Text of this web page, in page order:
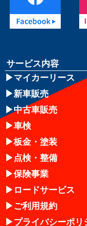
サービス内容
マイカーリース
新車販売
中古車販売
車検
板金・塗装
点検・整備
保険事業
ロードサービス
ご利用規約
プライバシーポリ